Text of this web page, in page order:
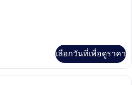
เลือกวันที่เพื่อดูราคา
ห้องพักสำหรับสี่ท่าน | ผ้านวมขนเป็ด,